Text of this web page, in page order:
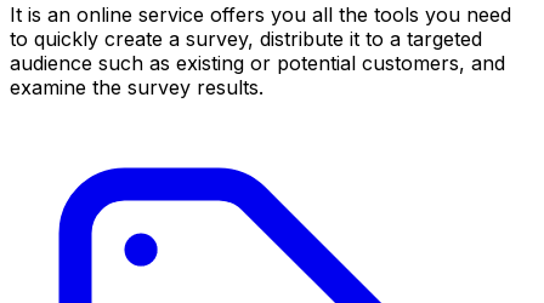
It is an online service offers you all the tools you need
to quickly create a survey, distribute it to a targeted
audience such as existing or potential customers, and
examine the survey results.